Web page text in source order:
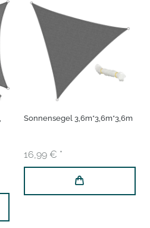
Sonnensegel 3,6m*3,6m*3,6m
16,99 € *